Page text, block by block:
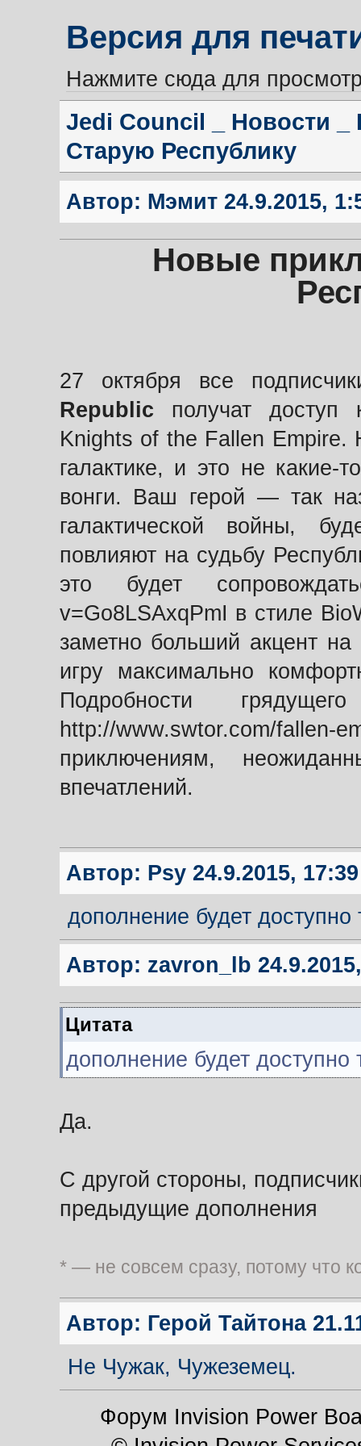
Версия для
Нажмите сюда для
Jedi Council _ Новости _
Старую Республику
Автор: Мэмит24.9.2015,
Новые
27 октября все
Republic получат
Knights of the Fallen Empire.
галактике, и это не
вонги. Ваш герой — так
галактической войны,
повлияют на судьбу
это будет
v=Go8LSAxqPmI в стиле
заметно больший акцент
игру максимально
Подробности
http://www.swtor.com/
приключениям,
впечатлений.
Автор: Psy24.9.2015, 17:39
дополнение будет
Автор: zavron_lb
Цитата
дополнение будет доступно
Да.
С другой стороны,
предыдущие дополнения
* — не совсем сразу, потому что
Автор: Герой Тайтона
Не Чужак, Чужеземец.
Форум Invision Power